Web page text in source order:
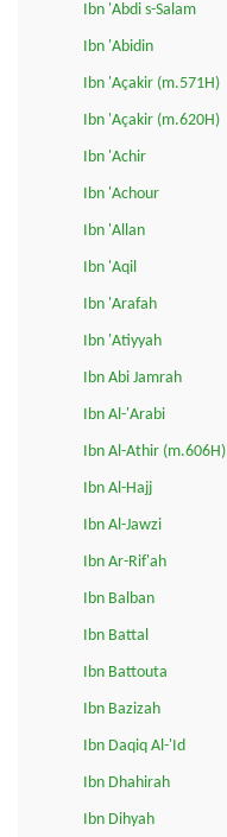
Ibn 'Abdi s-Salam
Ibn 'Abidin
Ibn 'Açakir (m.571H)
Ibn 'Açakir (m.620H)
Ibn 'Achir
Ibn 'Achour
Ibn 'Allan
Ibn 'Aqil
Ibn 'Arafah
Ibn 'Atiyyah
Ibn Abi Jamrah
Ibn Al-'Arabi
Ibn Al-Athir (m.606H)
Ibn Al-Hajj
Ibn Al-Jawzi
Ibn Ar-Rif'ah
Ibn Balban
Ibn Battal
Ibn Battouta
Ibn Bazizah
Ibn Daqiq Al-'Id
Ibn Dhahirah
Ibn Dihyah